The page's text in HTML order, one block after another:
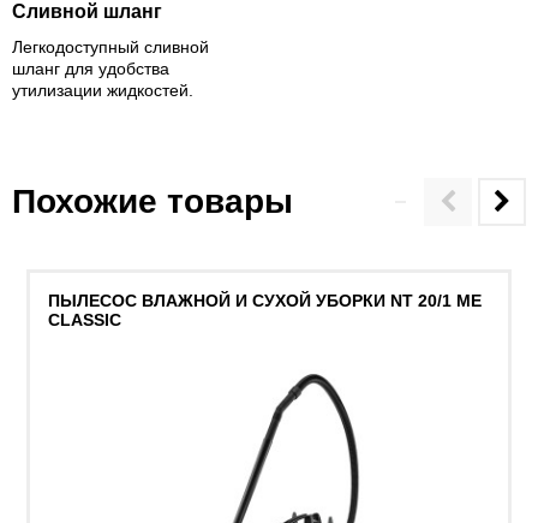
Сливной шланг
Легкодоступный сливной
шланг для удобства
утилизации жидкостей.
Похожие товары
ПЫЛЕСОС ВЛАЖНОЙ И СУХОЙ УБОРКИ NT 20/1 ME
CLASSIC